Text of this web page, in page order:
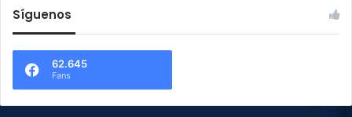
Síguenos
62.645
Fans